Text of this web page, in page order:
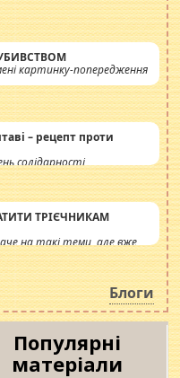
картинку-попередження
– рецепт проти
солідарності
ТРІЄЧНИКАМ
на такі теми, але вже
інсенуації
питання. Штучно
катастрофа.
Блоги
Популярні
матеріали